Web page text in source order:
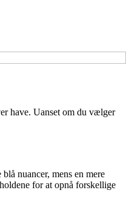
have. Uanset om du vælger
nuancer, mens en mere
for at opnå forskellige